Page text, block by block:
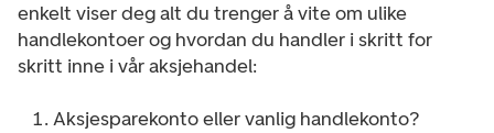
enkelt viser deg alt du trenger å vite om ulike
handlekontoer og hvordan du handler i skritt for
skritt inne i vår aksjehandel:
Aksjesparekonto eller vanlig handlekonto?